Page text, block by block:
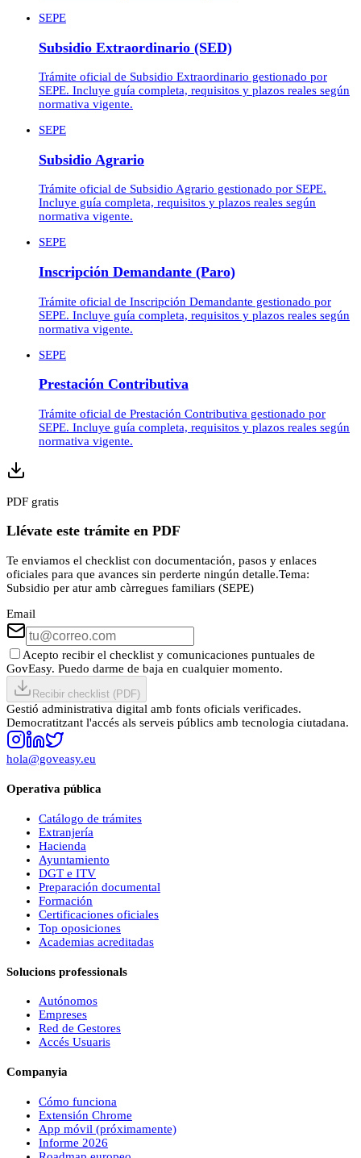
SEPE
Subsidio Extraordinario (SED)
Trámite oficial de Subsidio Extraordinario gestionado por
SEPE. Incluye guía completa, requisitos y plazos reales según
normativa vigente.
SEPE
Subsidio Agrario
Trámite oficial de Subsidio Agrario gestionado por SEPE.
Incluye guía completa, requisitos y plazos reales según
normativa vigente.
SEPE
Inscripción Demandante (Paro)
Trámite oficial de Inscripción Demandante gestionado por
SEPE. Incluye guía completa, requisitos y plazos reales según
normativa vigente.
SEPE
Prestación Contributiva
Trámite oficial de Prestación Contributiva gestionado por
SEPE. Incluye guía completa, requisitos y plazos reales según
normativa vigente.
PDF gratis
Llévate este trámite en PDF
Te enviamos el checklist con documentación, pasos y enlaces
oficiales para que avances sin perderte ningún detalle.Tema:
Subsidio per atur amb càrregues familiars (SEPE)
Email
Acepto recibir el checklist y comunicaciones puntuales de
GovEasy. Puedo darme de baja en cualquier momento.
Recibir checklist (PDF)
Gestió administrativa digital amb fonts oficials verificades.
Democratitzant l'accés als serveis públics amb tecnologia ciutadana.
hola@goveasy.eu
Operativa pública
Catálogo de trámites
Extranjería
Hacienda
Ayuntamiento
DGT e ITV
Preparación documental
Formación
Certificaciones oficiales
Top oposiciones
Academias acreditadas
Solucions professionals
Autónomos
Empreses
Red de Gestores
Accés Usuaris
Companyia
Cómo funciona
Extensión Chrome
App móvil (próximamente)
Informe 2026